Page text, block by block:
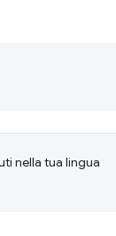
nella tua lingua